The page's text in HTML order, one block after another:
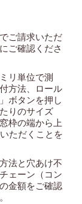
ご請求いただ
ご確認くださ
リ単位で測
方法、ロール
ボタンを押し
りのサイズ
枠の端から上
ただくことを
法と穴あけ不
ェーン（コン
金額をご確認